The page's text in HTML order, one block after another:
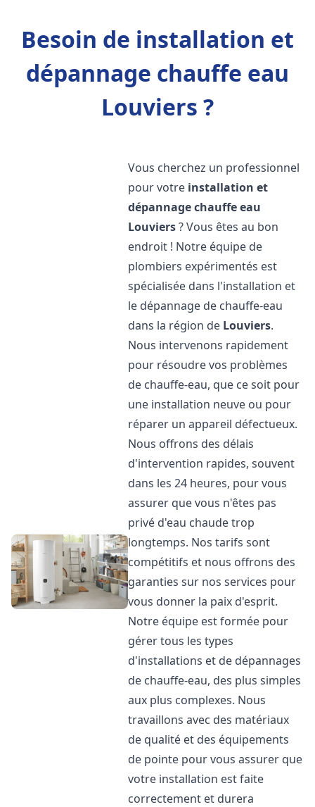
Besoin de installation et
dépannage chauffe eau
Louviers ?
Vous cherchez un professionnel
pour votre installation et
dépannage chauffe eau
Louviers? Vous êtes au bon
endroit ! Notre équipe de
plombiers expérimentés est
spécialisée dans l'installation et
le dépannage de chauffe-eau
dans la région de Louviers.
Nous intervenons rapidement
pour résoudre vos problèmes
de chauffe-eau, que ce soit pour
une installation neuve ou pour
réparer un appareil défectueux.
Nous offrons des délais
d'intervention rapides, souvent
dans les 24 heures, pour vous
assurer que vous n'êtes pas
privé d'eau chaude trop
longtemps. Nos tarifs sont
compétitifs et nous offrons des
garanties sur nos services pour
vous donner la paix d'esprit.
Notre équipe est formée pour
gérer tous les types
d'installations et de dépannages
de chauffe-eau, des plus simples
aux plus complexes. Nous
travaillons avec des matériaux
de qualité et des équipements
de pointe pour vous assurer que
votre installation est faite
correctement et durera